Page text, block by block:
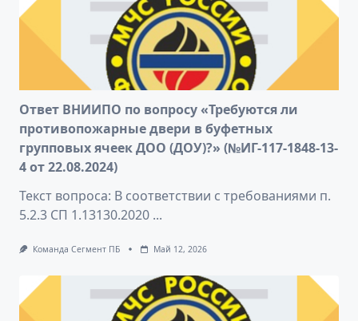
Ответ ВНИИПО по вопросу «Требуются ли
противопожарные двери в буфетных
групповых ячеек ДОО (ДОУ)?» (№ИГ-117-1848-13-
4 от 22.08.2024)
Текст вопроса: В соответствии с требованиями п.
5.2.3 СП 1.13130.2020 ...
Команда Сегмент ПБ Май 12, 2026